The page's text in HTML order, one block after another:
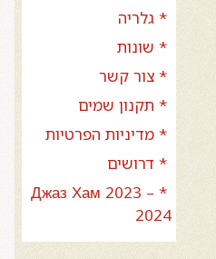
* גלריה
* שונות
* צור קשר
* תקנון שמים
* מדיניות הפרטיות
* דרושים
* Джаз Хам 2023 –
2024